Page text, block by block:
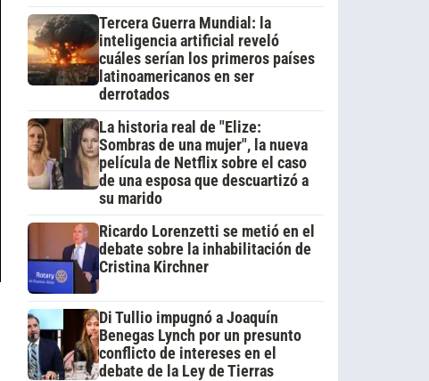
Tercera Guerra Mundial: la
inteligencia artificial reveló
cuáles serían los primeros países
latinoamericanos en ser
derrotados
La historia real de "Elize:
Sombras de una mujer", la nueva
película de Netflix sobre el caso
de una esposa que descuartizó a
su marido
Ricardo Lorenzetti se metió en el
debate sobre la inhabilitación de
Cristina Kirchner
Di Tullio impugnó a Joaquín
Benegas Lynch por un presunto
conflicto de intereses en el
debate de la Ley de Tierras